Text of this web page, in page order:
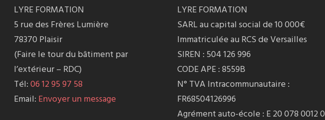
LYRE FORMATION
5 rue des Frères Lumière
78370 Plaisir
(Faire le tour du bâtiment par
l’extérieur – RDC)
Tél:06 12 95 97 58
Email: Envoyer un message
LYRE FORMATION
SARL au capital social de 10 000€
Immatriculée au RCS de Versailles
SIREN : 504 126 996
CODE APE : 8559B
N° TVA Intracommunautaire :
FR68504126996
Agrément auto-école : E 20 078 0012 0